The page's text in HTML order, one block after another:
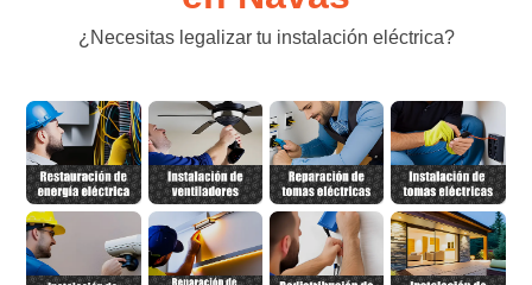
¿Necesitas legalizar tu instalación eléctrica?